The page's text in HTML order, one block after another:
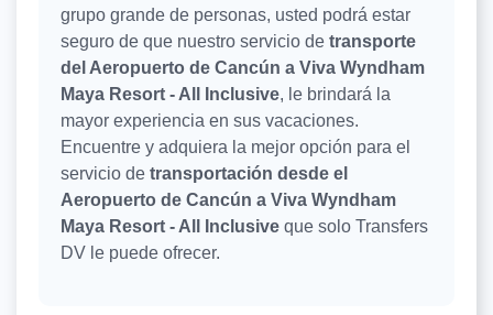
grupo grande de personas, usted podrá estar
seguro de que nuestro servicio de transporte
del Aeropuerto de Cancún a Viva Wyndham
Maya Resort - All Inclusive, le brindará la
mayor experiencia en sus vacaciones.
Encuentre y adquiera la mejor opción para el
servicio de transportación desde el
Aeropuerto de Cancún a Viva Wyndham
Maya Resort - All Inclusive que solo Transfers
DV le puede ofrecer.